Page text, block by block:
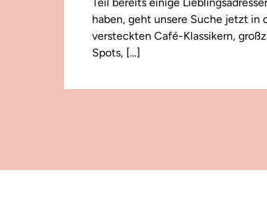
haben, geht unsere Suche jetzt in
versteckten Café-Klassikern,
Spots, […]